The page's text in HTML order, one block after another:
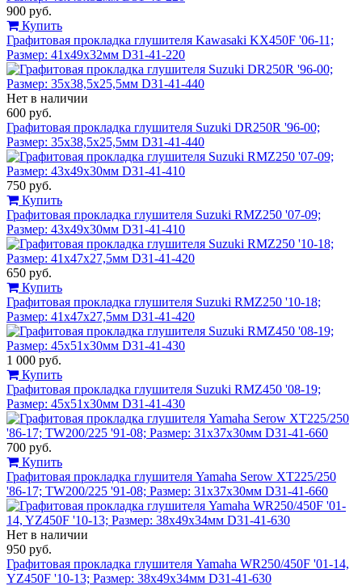
900 руб.
Купить
Графитовая прокладка глушителя Kawasaki KX450F '06-11;
Размер: 41x49x32мм D31-41-220
Нет в наличии
600 руб.
Графитовая прокладка глушителя Suzuki DR250R '96-00;
Размер: 35x38,5x25,5мм D31-41-440
750 руб.
Купить
Графитовая прокладка глушителя Suzuki RMZ250 '07-09;
Размер: 43x49x30мм D31-41-410
650 руб.
Купить
Графитовая прокладка глушителя Suzuki RMZ250 '10-18;
Размер: 41x47x27,5мм D31-41-420
1 000 руб.
Купить
Графитовая прокладка глушителя Suzuki RMZ450 '08-19;
Размер: 45x51x30мм D31-41-430
700 руб.
Купить
Графитовая прокладка глушителя Yamaha Serow XT225/250
'86-17; TW200/225 '91-08; Размер: 31x37x30мм D31-41-660
Нет в наличии
950 руб.
Графитовая прокладка глушителя Yamaha WR250/450F '01-14,
YZ450F '10-13; Размер: 38x49x34мм D31-41-630